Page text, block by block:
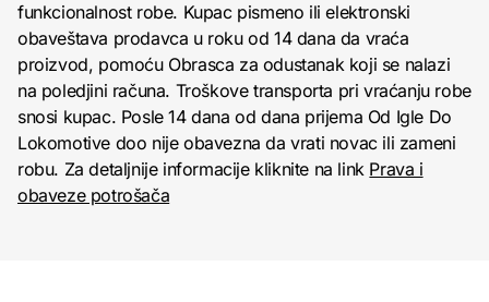
funkcionalnost robe. Kupac pismeno ili elektronski
obaveštava prodavca u roku od 14 dana da vraća
proizvod, pomoću Obrasca za odustanak koji se nalazi
na poledjini računa. Troškove transporta pri vraćanju robe
snosi kupac. Posle 14 dana od dana prijema Od Igle Do
Lokomotive doo nije obavezna da vrati novac ili zameni
robu. Za detaljnije informacije kliknite na link Prava i
obaveze potrošača